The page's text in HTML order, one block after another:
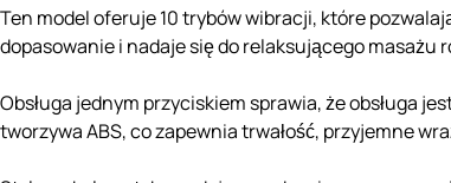
Ten model oferuje 10 trybów wibracji, które
dopasowanie i nadaje się do relaksującego masażu
Obsługa jednym przyciskiem sprawia, że ​​obsługa
tworzywa ABS, co zapewnia trwałość, przyjemne